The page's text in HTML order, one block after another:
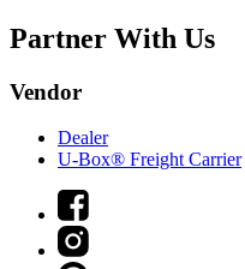
Partner With Us
Vendor
Dealer
U-Box® Freight Carrier